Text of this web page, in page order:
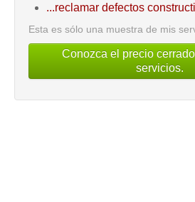
...reclamar defectos
Esta es sólo una muestra de mis
Conozca el precio
servicios.